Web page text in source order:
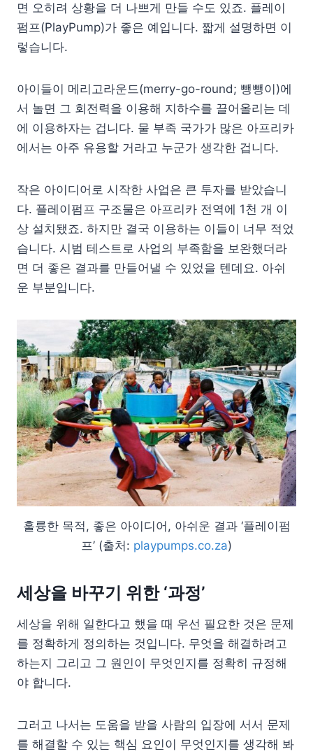
면 오히려 상황을 더 나쁘게 만들 수도 있죠. 플레이
펌프(PlayPump)가 좋은 예입니다. 짧게 설명하면 이
렇습니다.
아이들이 메리고라운드(merry-go-round; 뺑뺑이)에
서 놀면 그 회전력을 이용해 지하수를 끌어올리는 데
에 이용하자는 겁니다. 물 부족 국가가 많은 아프리카
에서는 아주 유용할 거라고 누군가 생각한 겁니다.
작은 아이디어로 시작한 사업은 큰 투자를 받았습니
다. 플레이펌프 구조물은 아프리카 전역에 1천 개 이
상 설치됐죠. 하지만 결국 이용하는 이들이 너무 적었
습니다. 시범 테스트로 사업의 부족함을 보완했더라
면 더 좋은 결과를 만들어낼 수 있었을 텐데요. 아쉬
운 부분입니다.
훌륭한 목적, 좋은 아이디어, 아쉬운 결과 ‘플레이펌
프’ (출처: playpumps.co.za)
세상을 바꾸기 위한 ‘과정’
세상을 위해 일한다고 했을 때 우선 필요한 것은 문제
를 정확하게 정의하는 것입니다. 무엇을 해결하려고
하는지 그리고 그 원인이 무엇인지를 정확히 규정해
야 합니다.
그러고 나서는 도움을 받을 사람의 입장에 서서 문제
를 해결할 수 있는 핵심 요인이 무엇인지를 생각해 봐